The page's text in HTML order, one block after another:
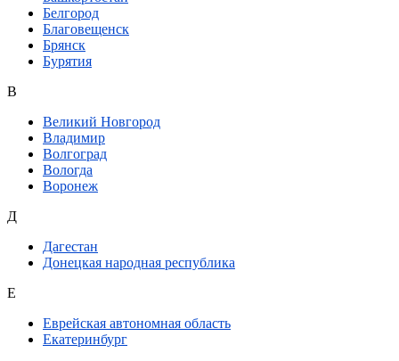
Белгород
Благовещенск
Брянск
Бурятия
В
Великий Новгород
Владимир
Волгоград
Вологда
Воронеж
Д
Дагестан
Донецкая народная республика
Е
Еврейская автономная область
Екатеринбург